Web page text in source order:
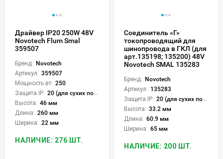
Драйвер IP20 250W 48V
Novotech Flum Smal
359507
Бренд: Novotech
Артикул: 359507
Мощность вт: 250
Защита IP: 20 (для сухих пом.)
Высота: 46 мм
Длина: 260 мм
Ширина: 22 мм
НАЛИЧИЕ: 276 ШТ.
Соединитель «Г»
токопроводящий для
шинопровода в ГКЛ (для
арт.135198; 135200) 48V
Novotech SMAL 135283
Бренд: Novotech
Артикул: 135283
Защита IP: 20 (для сухих пом.)
Высота: 33.2 мм
Длина: 60.9 мм
Ширина: 65 мм
НАЛИЧИЕ: 200 ШТ.